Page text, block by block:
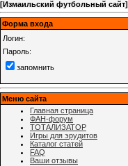
[Измаильский футбольный сайт]
Форма входа
Логин:
Пароль:
запомнить
Меню сайта
Главная страница
ФАН-форум
ТОТАЛИЗАТОР
Игры для эрудитов
Каталог статей
FAQ
Ваши отзывы